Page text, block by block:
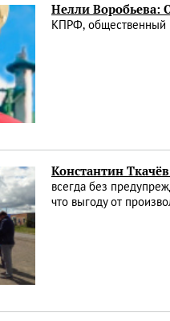
Нелли
КПРФ, общественный
Константин
всегда без
что выгоду от